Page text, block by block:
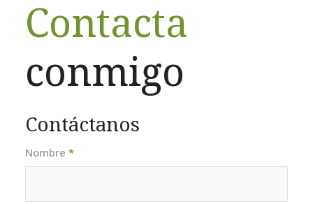
Contacta
conmigo
Contáctanos
Nombre *